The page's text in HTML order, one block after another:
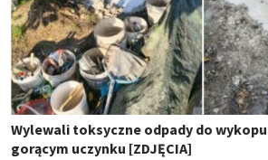
Wylewali toksyczne odpady do
gorącym uczynku [ZDJĘCIA]